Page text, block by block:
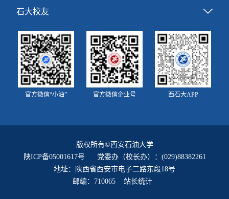
石大校友
官方微信“小油” 官方微信企业号 西石大APP
版权所有©西安石油大学
陕ICP备05001617号 党委办（校长办）：(029)88382261
地址：陕西省西安市电子二路东段18号
邮编：710065 站长统计